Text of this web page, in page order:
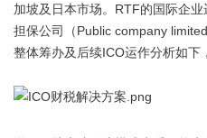
加坡及日本市场。RTF的国际企
担保公司（Public company
整体筹办及后续ICO运作分析如下